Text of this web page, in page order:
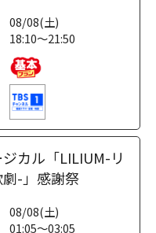
08/08(土)
18:10～21:50
カル「LILIUM-リ
-」感謝祭
08/08(土)
01:05～03:05